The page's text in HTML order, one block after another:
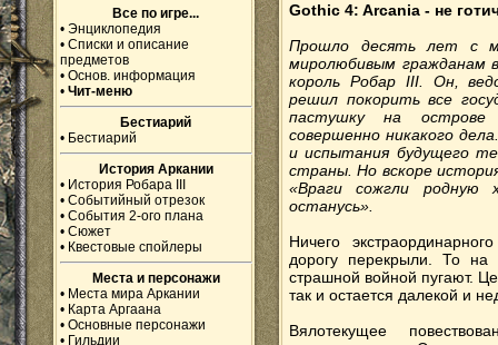
Все по игре...
• Энциклопедия
• Списки и описание
предметов
• Основ. информация
• Чит-меню
Бестиарий
• Бестиарий
История Аркании
• История Робара III
• Событийный отрезок
• События 2-ого плана
• Сюжет
• Квестовые спойлеры
Места и персонажи
• Места мира Аркании
• Карта Аргаана
• Основные персонажи
• Гильдии
Gothic 4: Arcania - не
Прошло десять лет с
миролюбивым гражданам
король Робар III. Он,
решил покорить все
пастушку на острове
совершенно никакого
и испытания будущего
страны. Но вскоре
«Враги сожгли родную
останусь».
Ничего
дорогу перекрыли. То
страшной войной пугают.
так и остается далекой и
Вялотекущее